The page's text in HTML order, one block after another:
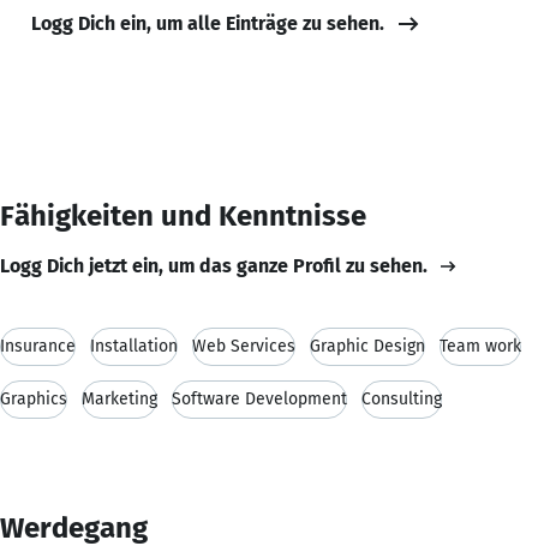
Logg Dich ein, um alle Einträge zu sehen.
Fähigkeiten und Kenntnisse
Logg Dich jetzt ein, um das ganze Profil zu sehen.
Insurance Installation Web Services Graphic Design Team work
Graphics Marketing Software Development Consulting
Werdegang